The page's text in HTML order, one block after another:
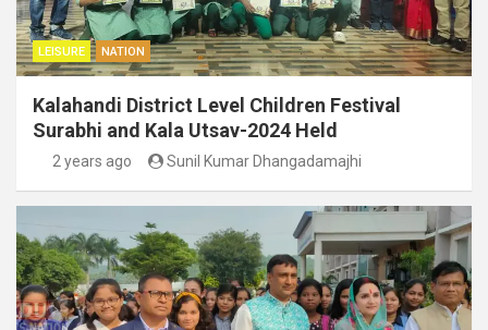
LEISURE NATION
Kalahandi District Level Children Festival
Surabhi and Kala Utsav-2024 Held
2 years ago Sunil Kumar Dhangadamajhi